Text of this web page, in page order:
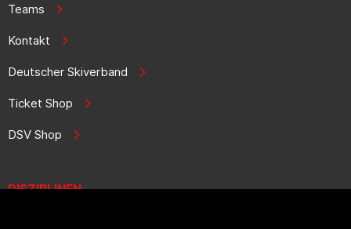
Teams
Kontakt
Deutscher Skiverband
Ticket Shop
DSV Shop
DISZIPLINEN